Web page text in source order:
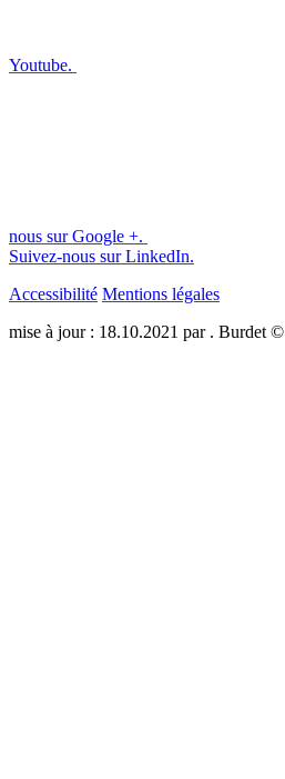
Youtube.
nous sur Google +.
Suivez-nous sur LinkedIn.
Accessibilité Mentions légales
mise à jour : 18.10.2021 par . Burdet